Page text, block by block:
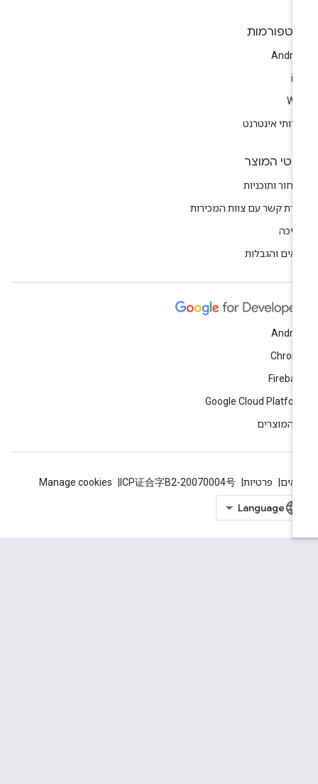
אינטרנט
המוצר
ותוכניות
קשר עם צוות המכירות
והגבלות
Google Cloud
המוצרים
פרטיות ICP证合字B2-20070004号
Manage cookies